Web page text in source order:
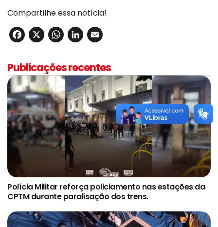
Compartilhe essa notícia!
Facebook
X WhatsApp
LinkedIn
Publicações recentes
Polícia Militar reforça policiamento nas estações da
CPTM durante paralisação dos trens.